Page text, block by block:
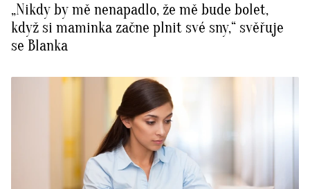
„Nikdy by mě nenapadlo, že mě bude bolet,
když si maminka začne plnit své sny,“ svěřuje
se Blanka